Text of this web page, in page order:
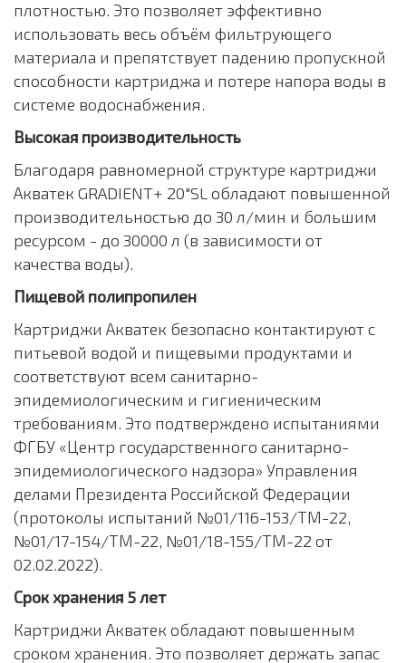
плотностью. Это позволяет эффективно
использовать весь объём фильтрующего
материала и препятствует падению пропускной
способности картриджа и потере напора воды в
системе водоснабжения.
Высокая производительность
Благодаря равномерной структуре картриджи
Акватек GRADIENT+ 20"SL обладают повышенной
производительностью до 30 л/мин и большим
ресурсом - до 30000 л (в зависимости от
качества воды).
Пищевой полипропилен
Картриджи Акватек безопасно контактируют с
питьевой водой и пищевыми продуктами и
соответствуют всем санитарно-
эпидемиологическим и гигиеническим
требованиям. Это подтверждено испытаниями
ФГБУ «Центр государственного санитарно-
эпидемиологического надзора» Управления
делами Президента Российской Федерации
(протоколы испытаний №01/116-153/ТМ-22,
№01/17-154/ТМ-22, №01/18-155/ТМ-22 от
02.02.2022).
Срок хранения 5 лет
Картриджи Акватек обладают повышенным
сроком хранения. Это позволяет держать запас